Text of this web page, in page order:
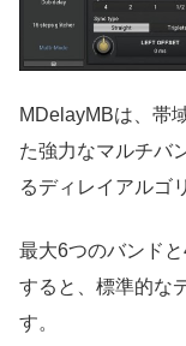
MDelayMBは、帯
た強力なマルチバ
るディレイアルゴ
最大6つのバンド
すると、標準的な
す。